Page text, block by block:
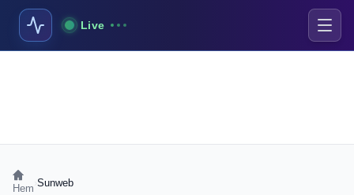
Live
Hem Sunweb